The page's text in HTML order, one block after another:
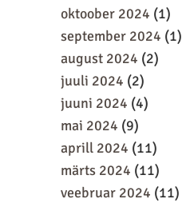
oktoober 2024 (1)
september 2024 (1)
august 2024 (2)
juuli 2024 (2)
juuni 2024 (4)
mai 2024 (9)
aprill 2024 (11)
märts 2024 (11)
veebruar 2024 (11)